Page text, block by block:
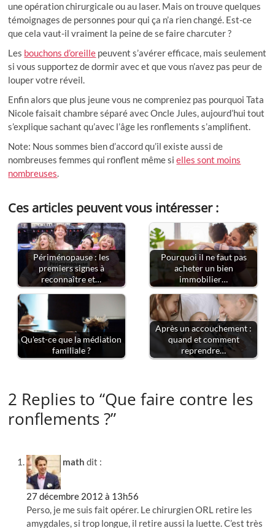
une opération chirurgicale ou au laser. Mais on trouve quelques
témoignages de personnes pour qui ça n’a rien changé. Est-ce
que cela vaut-il vraiment la peine de se faire charcuter ?
Les bouchons d’oreille peuvent s’avérer efficace, mais seulement
si vous supportez de dormir avec et que vous n’avez pas peur de
louper votre réveil.
Enfin alors que plus jeune vous ne compreniez pas pourquoi Tata
Nicole faisait chambre séparé avec Oncle Jules, aujourd’hui tout
s’explique sachant qu’avec l’âge les ronflements s’amplifient.
Note: Nous sommes bien d’accord qu’il existe aussi de
nombreuses femmes qui ronflent même sielles sont moins
nombreuses.
Ces articles peuvent vous intéresser :
Périménopause : les
premiers signes à
reconnaître et…
Pourquoi il ne faut pas
acheter un bien
immobilier…
Qu'est-ce que la médiation
familiale ?
Après un accouchement :
quand et comment
reprendre…
2 Replies to “Que faire contre les
ronflements ?”
math dit :
27 décembre 2012 à 13h56
Perso, je me suis fait opérer. Le chirurgien ORL retire les
amygdales, si trop longue, il retire aussi la luette. C’est très